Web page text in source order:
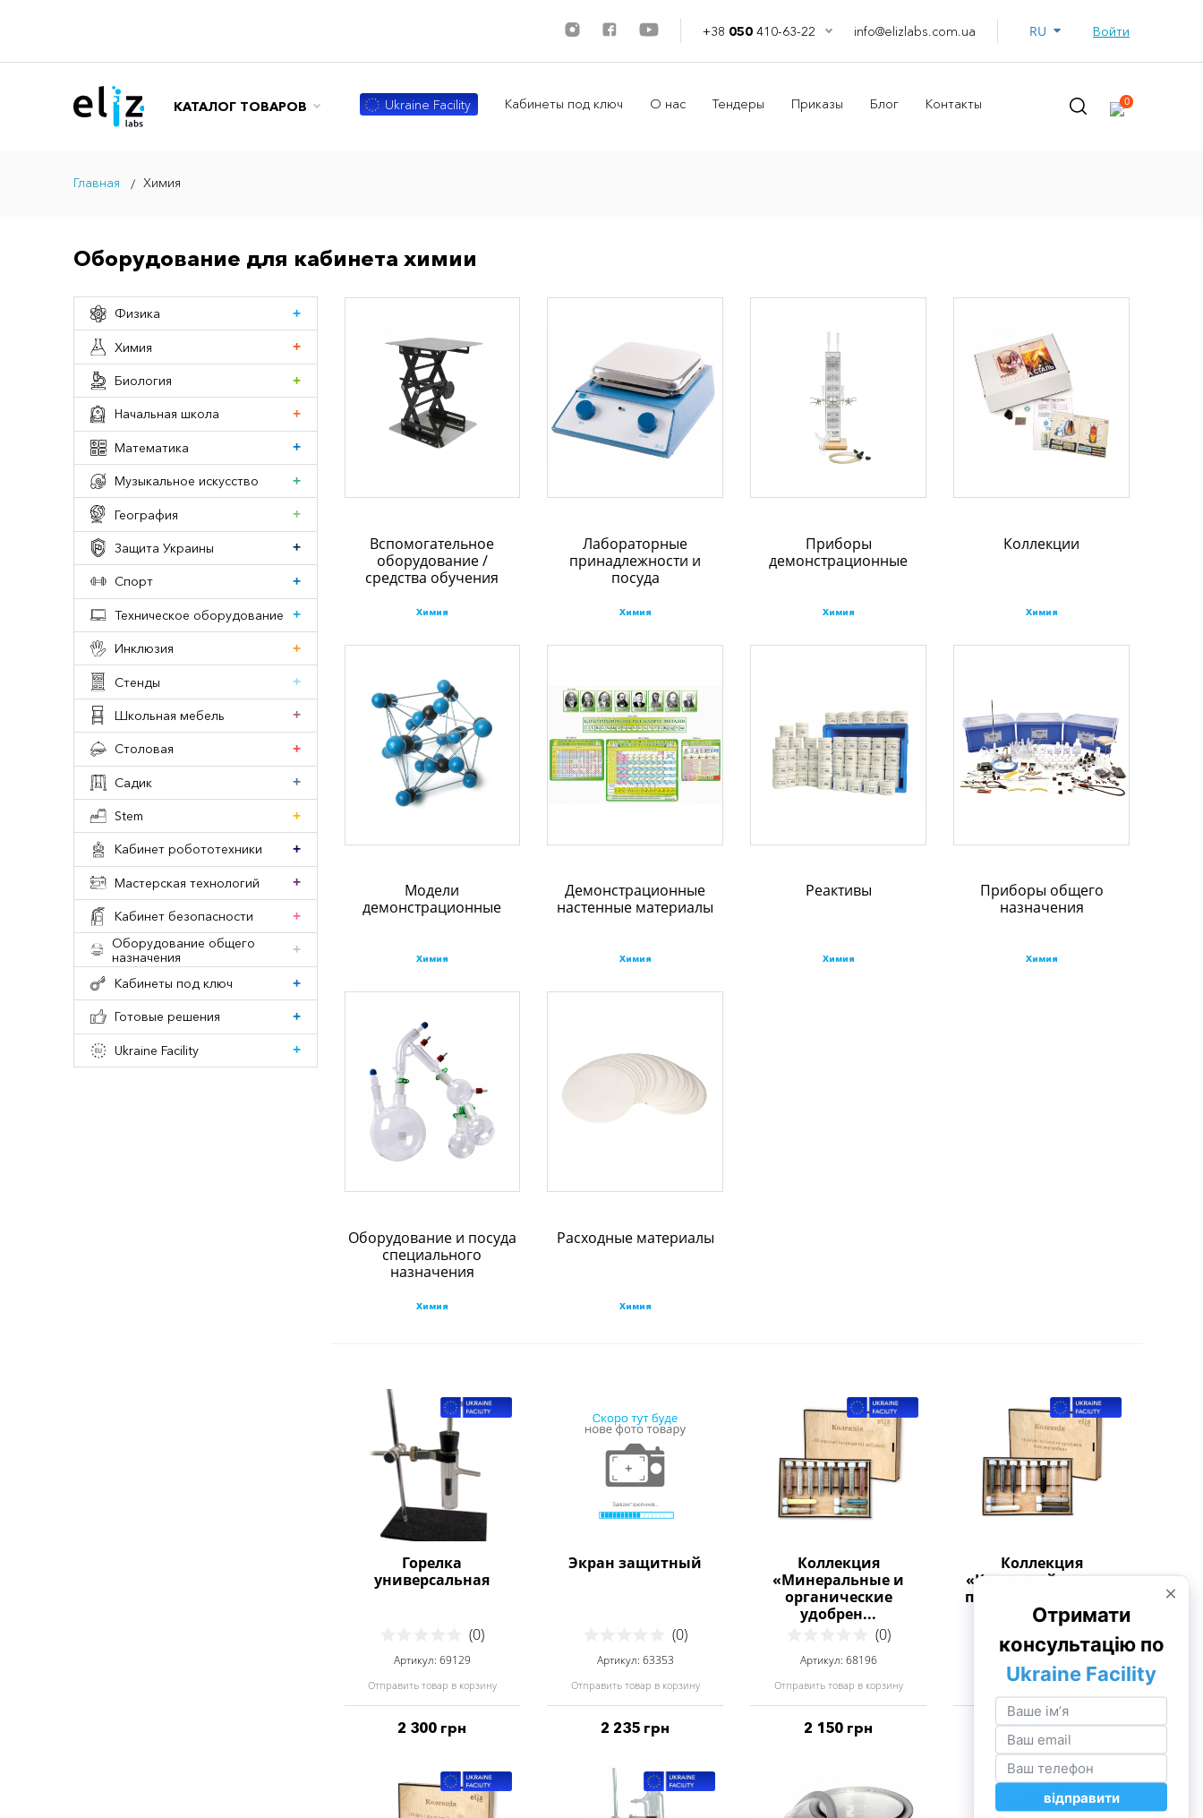
+38 050 410-63-22 info@elizlabs.com.ua Войти
КАТАЛОГ ТОВАРОВ Ukraine Facility Кабинеты под ключ О нас Тендеры Приказы Блог Контакты 0
Главная Химия
Оборудование для кабинета химии
Физика
Химия
Биология
Начальная школа
Математика
Музыкальное искусство
География
Защита Украины
Спорт
Техническое оборудование
Инклюзия
Стенды
Школьная мебель
Столовая
Садик
Stem
Кабинет робототехники
Мастерская технологий
Кабинет безопасности
Оборудование общего
назначения
Кабинеты под ключ
Готовые решения
Ukraine Facility
Вспомогательное
оборудование /
средства обучения
Химия
Лабораторные
принадлежности и
посуда
Химия
Приборы
демонстрационные
Химия
Коллекции
Химия
Модели
демонстрационные
Химия
Демонстрационные
настенные материалы
Химия
Реактивы
Химия
Приборы общего
назначения
Химия
Оборудование и посуда
специального
назначения
Химия
Расходные материалы
Химия
Горелка
универсальная
(0)
Артикул: 69129
Отправить товар в корзину
2 300 грн
Экран защитный
(0)
Артикул: 63353
Отправить товар в корзину
2 235 грн
Коллекция
«Минеральные и
органические
удобрен...
(0)
Артикул: 68196
Отправить товар в корзину
2 150 грн
Коллекция
«Каменный уголь и
продукты его пере...
Артикул: 68197
Отправить товар в корзину
2 150 грн